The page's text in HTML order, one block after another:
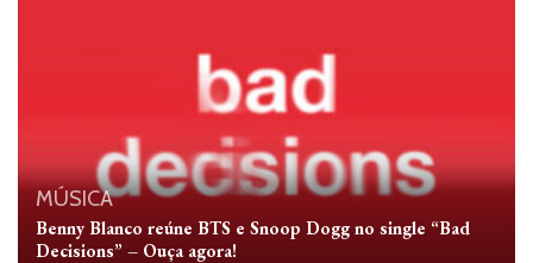
MÚSICA
Benny Blanco reúne BTS e Snoop Dogg no single “Bad
Decisions” – Ouça agora!